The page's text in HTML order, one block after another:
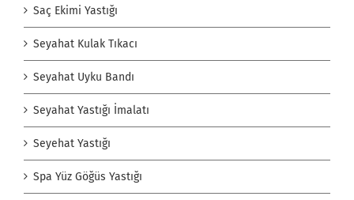
Saç Ekimi Yastığı
Seyahat Kulak Tıkacı
Seyahat Uyku Bandı
Seyahat Yastığı İmalatı
Seyehat Yastığı
Spa Yüz Göğüs Yastığı